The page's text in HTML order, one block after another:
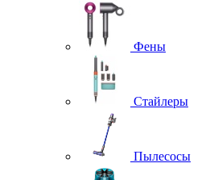
Фены
Стайлеры
Пылесосы